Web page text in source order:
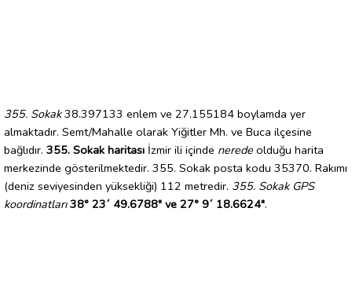
355. Sokak38.397133 enlem ve 27.155184 boylamda yer
almaktadır. Semt/Mahalle olarak Yiğitler Mh. ve Buca ilçesine
bağlıdır. 355. Sokak haritası İzmir ili içinde nerede olduğu harita
merkezinde gösterilmektedir. 355. Sokak posta kodu 35370. Rakımı
(deniz seviyesinden yüksekliği) 112 metredir. 355. Sokak GPS
koordinatları 38° 23´ 49.6788" ve 27° 9´ 18.6624".